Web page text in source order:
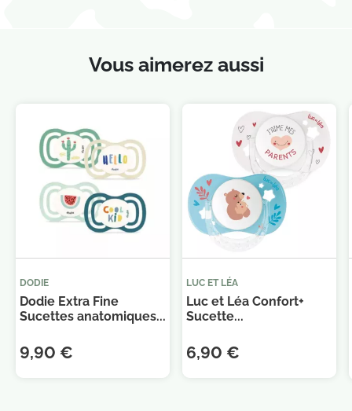
Vous aimerez aussi
DODIE
Dodie Extra Fine
Sucettes anatomiques...
9,90 €
LUC ET LÉA
Luc et Léa Confort+
Sucette...
6,90 €